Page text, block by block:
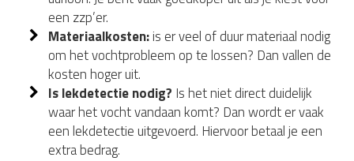
een zzp’er.
Materiaalkosten:is er veel of duur materiaal nodig
om het vochtprobleem op te lossen? Dan vallen de
kosten hoger uit.
Is lekdetectie nodig? Is het niet direct duidelijk
waar het vocht vandaan komt? Dan wordt er vaak
een lekdetectie uitgevoerd. Hiervoor betaal je een
extra bedrag.